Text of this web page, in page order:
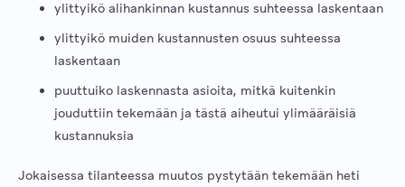
ylittyikö alihankinnan kustannus suhteessa laskentaan
ylittyikö muiden kustannusten osuus suhteessa
laskentaan
puuttuiko laskennasta asioita, mitkä kuitenkin
jouduttiin tekemään ja tästä aiheutui ylimääräisiä
kustannuksia
Jokaisessa tilanteessa muutos pystytään tekemään heti